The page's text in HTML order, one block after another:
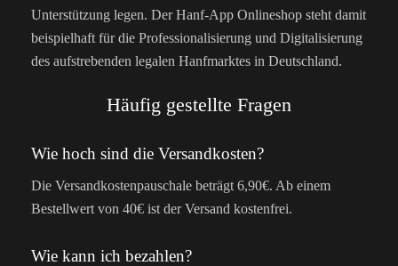
Unterstützung legen. Der Hanf-App Onlineshop steht damit
beispielhaft für die Professionalisierung und Digitalisierung
des aufstrebenden legalen Hanfmarktes in Deutschland.
Häufig gestellte Fragen
Wie hoch sind die Versandkosten?
Die Versandkostenpauschale beträgt 6,90€. Ab einem
Bestellwert von 40€ ist der Versand kostenfrei.
Wie kann ich bezahlen?